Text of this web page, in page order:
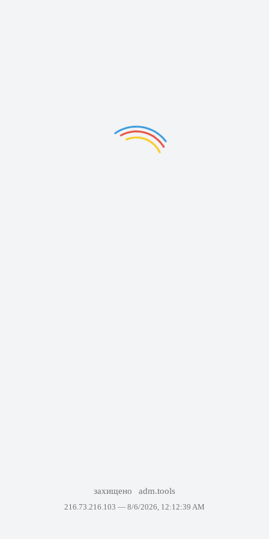
захищено adm.tools
216.73.216.103 — 8/6/2026, 12:12:39 AM